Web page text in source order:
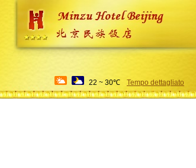
22 ~ 30℃
Tempo dettagliato